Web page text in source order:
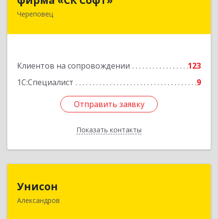
Череповец
Клиентов на сопровождении
123
1С:Специалист
9
Отправить заявку
Показать контакты
162612, Вологодская обл, г.о. город Череповец,
Подробнее
Отправить заявку
Назад
Унисон
Александров
601650, Владимирская обл, Александровский р-